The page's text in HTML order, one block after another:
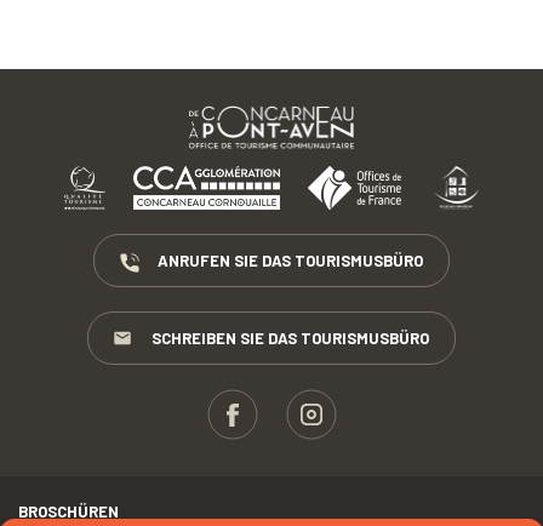
ANRUFEN SIE DAS TOURISMUSBÜRO
SCHREIBEN SIE DAS TOURISMUSBÜRO
BROSCHÜREN